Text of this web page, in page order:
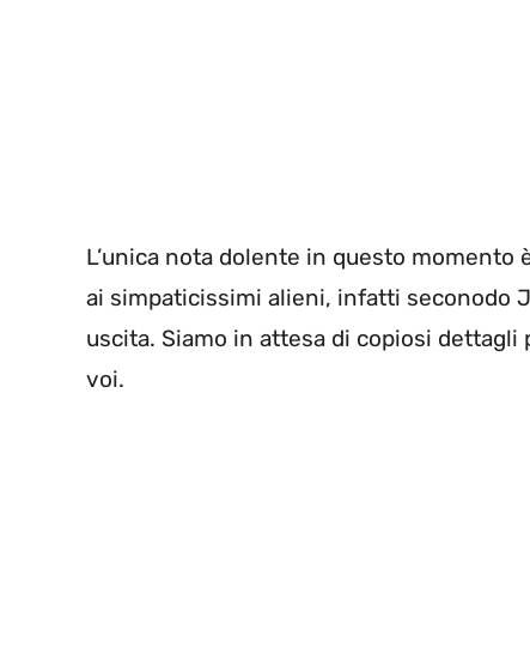
L’unica nota dolente in questo momento
ai simpaticissimi alieni, infatti seconodo
uscita. Siamo in attesa di copiosi
voi.